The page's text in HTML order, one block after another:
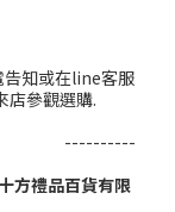
告知或在line客服
參觀選購.
----------
品百貨有限